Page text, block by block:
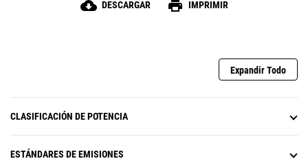
cloud_download DESCARGAR print IMPRIMIR
Expandir Todo
CLASIFICACIÓN DE POTENCIA
ESTÁNDARES DE EMISIONES